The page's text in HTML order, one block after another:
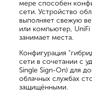
мере способен
сети. Устройство
выполняет свежую
или компьютер,
занимает места.
Конфигурация
сети в сочетании с
Single Sign-On) для
облачных службах
защищёнными.